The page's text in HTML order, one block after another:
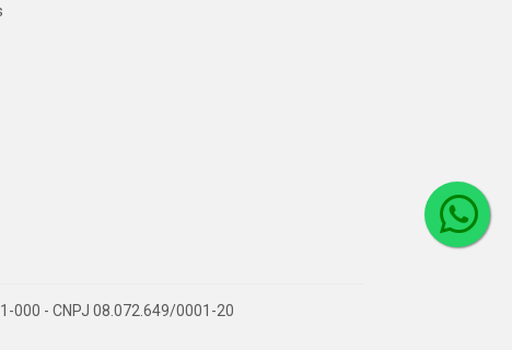
000 - CNPJ 08.072.649/0001-20